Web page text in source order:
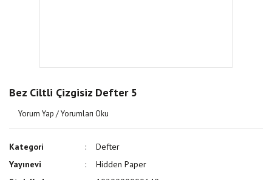
Bez Ciltli Çizgisiz Defter 5
Yorum Yap / Yorumları Oku
Kategori
Defter
Yayınevi
Hidden Paper